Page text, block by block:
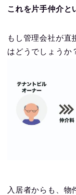
これを片手仲介と
もし管理会社が直
はどうでしょうか
入居者からも、物